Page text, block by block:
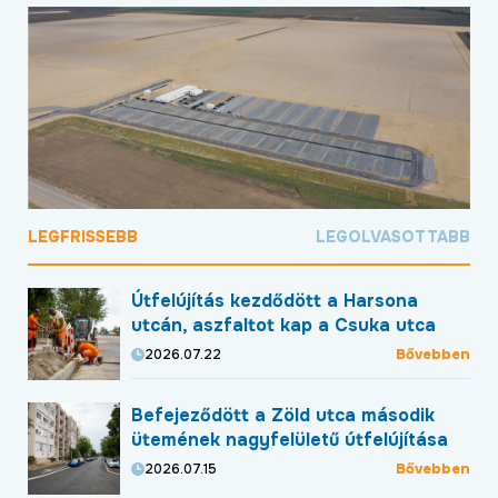
LEGFRISSEBB LEGOLVASOTTABB
Útfelújítás kezdődött a Harsona
utcán, aszfaltot kap a Csuka utca
2026.07.22 Bővebben
Befejeződött a Zöld utca második
ütemének nagyfelületű útfelújítása
2026.07.15 Bővebben